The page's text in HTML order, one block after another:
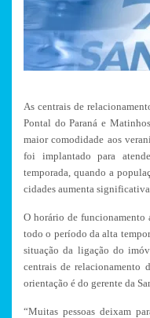
As centrais de
Pontal do Paraná e
maior comodidade aos
foi implantado para
temporada, quando a
cidades aumenta
O horário de funcionamento
todo o período da alta
situação da ligação do
centrais de relacionamento
orientação é do gerente da
“Muitas pessoas deixam